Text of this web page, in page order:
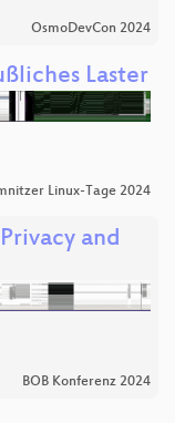
OsmoDevCon 2024
Laster
Linux-Tage 2024
and
BOB Konferenz 2024